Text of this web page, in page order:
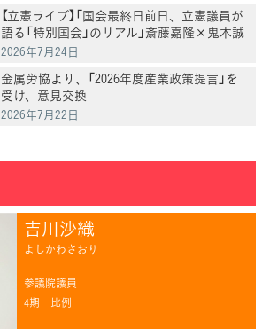
【立憲ライブ】「国会最終日前日、立憲議員が
語る「特別国会」のリアル」斎藤嘉隆×鬼木誠
×村田きょうこ×山内かなこ
2026年7月24日
金属労協より、「2026年度産業政策提言」を
受け、意見交換
2026年7月22日
吉川沙織
よしかわさおり
参議院議員
4期 比例